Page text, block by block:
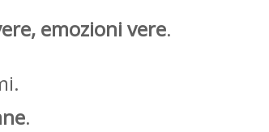
emozioni vere.
.